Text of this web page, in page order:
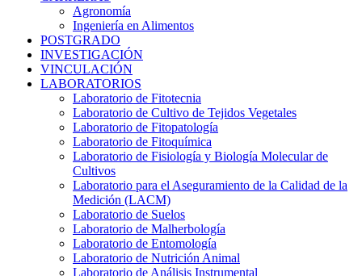
Agronomía
Ingeniería en Alimentos
POSTGRADO
INVESTIGACIÓN
VINCULACIÓN
LABORATORIOS
Laboratorio de Fitotecnia
Laboratorio de Cultivo de Tejidos Vegetales
Laboratorio de Fitopatología
Laboratorio de Fitoquímica
Laboratorio de Fisiología y Biología Molecular de
Cultivos
Laboratorio para el Aseguramiento de la Calidad de la
Medición (LACM)
Laboratorio de Suelos
Laboratorio de Malherbología
Laboratorio de Entomología
Laboratorio de Nutrición Animal
Laboratorio de Análisis Instrumental